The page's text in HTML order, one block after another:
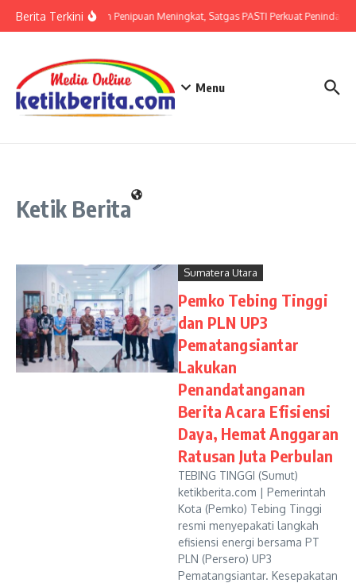
Berita TerkiniAncaman Penipuan Meningkat, Satgas PASTI Perkuat Penindakan
Menu
Ketik Berita
Sumatera Utara
Pemko Tebing Tinggi
dan PLN UP3
Pematangsiantar
Lakukan
Penandatanganan
Berita Acara Efisiensi
Daya, Hemat Anggaran
Ratusan Juta Perbulan
TEBING TINGGI (Sumut)
ketikberita.com | Pemerintah
Kota (Pemko) Tebing Tinggi
resmi menyepakati langkah
efisiensi energi bersama PT
PLN (Persero) UP3
Pematangsiantar. Kesepakatan